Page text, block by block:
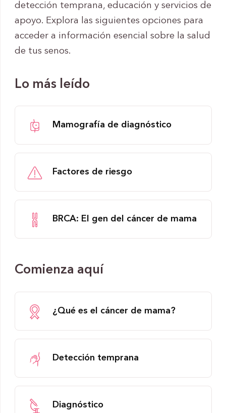
detección temprana, educación y servicios de
apoyo. Explora las siguientes opciones para
acceder a información esencial sobre la salud
de tus senos.
Lo más leído
Mamografía de diagnóstico
Factores de riesgo
BRCA: El gen del cáncer de mama
Comienza aquí
¿Qué es el cáncer de mama?
Detección temprana
Diagnóstico